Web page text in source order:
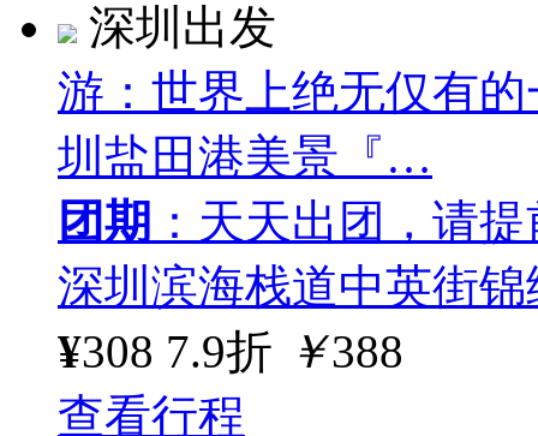
深圳出发
游：世界上绝无仅有
圳盐田港美景『…
团期 ：天天出团，请
深圳滨海栈道中英街
¥308 7.9折 ￥388
查看行程